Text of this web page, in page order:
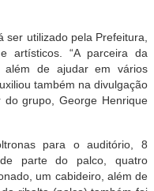
utilizado pela Prefeitura,
artísticos. “A parceira da
além de ajudar em vários
também na divulgação
grupo, George Henrique
para o auditório, 8
parte do palco, quatro
um cabideiro, além de